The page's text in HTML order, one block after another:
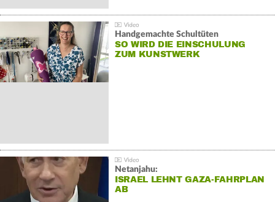
Handgemachte Schultüten
SO WIRD DIE EINSCHULUNG
ZUM KUNSTWERK
Netanjahu:
ISRAEL LEHNT GAZA-FAHRPLAN
AB